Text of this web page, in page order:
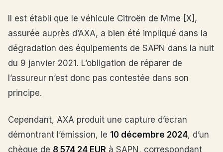
Il est établi que le véhicule Citroën de Mme [X],
assurée auprès d’AXA, a bien été impliqué dans la
dégradation des équipements de SAPN dans la nuit
du 9 janvier 2021. L’obligation de réparer de
l’assureur n’est donc pas contestée dans son
principe.
Cependant, AXA produit une capture d’écran
démontrant l’émission, le 10 décembre 2024, d’un
chèque de 8 574,24 EUR à SAPN, correspondant